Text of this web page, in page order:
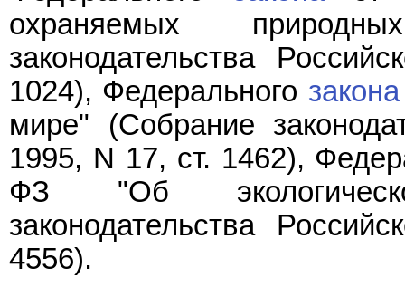
охраняемых
законодательства
1024), Федерального закона
мире" (Собрание
1995, N 17, ст. 1462),
ФЗ "Об
законодательства
4556).